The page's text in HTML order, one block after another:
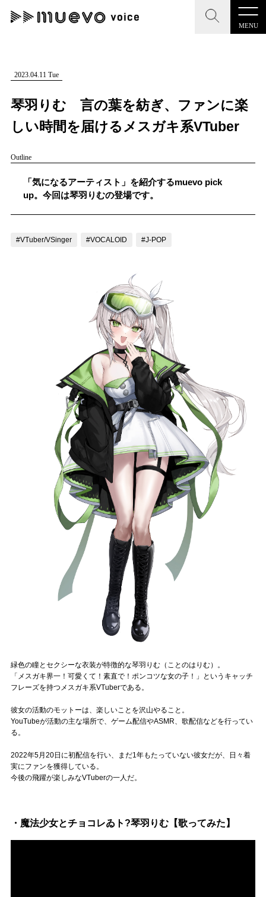
MENU
CLOSE
記事を検索する
人気ワード
#男性SSW #ポップス #女性SSW
CLOSE
"読者の声を形にする”音楽特化メディア
MENU
記事一覧
muevoクラウドファンディング
muevoコミュニティ
ぶいクラ！by muevo
ぶいコミュ！by muevo
ぶいマガ！ by muevo
2023.04.11 Tue
琴羽りむ 言の葉を紡ぎ、ファンに楽
しい時間を届けるメスガキ系VTuber
Outline
「気になるアーティスト」を紹介するmuevo pick
up。今回は琴羽りむの登場です。
#VTuber/VSinger #VOCALOID #J-POP
緑色の瞳とセクシーな衣装が特徴的な琴羽りむ（ことのはりむ）。
「メスガキ界一！可愛くて！素直で！ポンコツな女の子！」というキャッチ
フレーズを持つメスガキ系VTuberである。
彼女の活動のモットーは、楽しいことを沢山やること。
YouTubeが活動の主な場所で、ゲーム配信やASMR、歌配信などを行ってい
る。
2022年5月20日に初配信を行い、まだ1年もたっていない彼女だが、日々着
実にファンを獲得している。
今後の飛躍が楽しみなVTuberの一人だ。
・魔法少女とチョコレゐト?琴羽りむ【歌ってみた】